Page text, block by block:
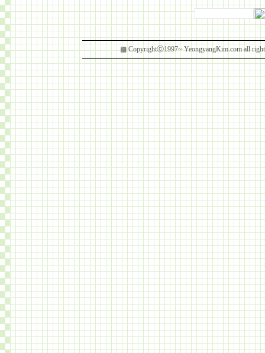
▩ Copyrightⓒ1997~ YeongyangKim.com all